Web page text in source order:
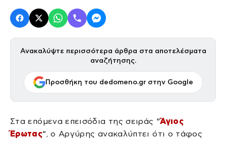
Ανακαλύψτε περισσότερα άρθρα στα αποτελέσματα
αναζήτησης.
Προσθήκη του dedomeno.gr στην Google
Στα επόμενα επεισόδια της σειράς “Άγιος
Έρωτας“, ο Αργύρης ανακαλύπτει ότι ο τάφος